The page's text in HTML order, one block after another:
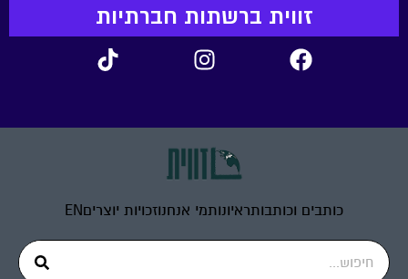
זווית ברשתות חברתיות
כותבים וכותבותראיונותמי אנחנוזכויות יוצריםEN